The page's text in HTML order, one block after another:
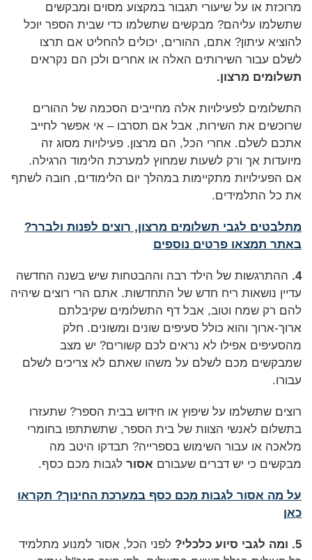
מרוכזת או על שיעורי תגבור במקצוע מסוים ומבקשים
שתשלמו עליהם? מבקשים שתשלמו כדי שבית הספר יוכל
להוציא עיתון? אתם, ההורים, יכולים להחליט אם תרצו
לשלם עבור השירותים האלה או אחרים ולכן הם נקראים
תשלומים מרצון.
התשלומים לפעילויות אלה מחייבים הסכמה של ההורים
שרוכשים את השירות, אבל אם תסרבו – אי אפשר לחייב
אתכם לשלם. אחרי הכל, הם מרצון. פעילויות מסוג זה
מיועדות אך ורק לשעות שמחוץ למערכת הלימוד הרגילה.
אם הפעילויות מתקיימות במהלך יום הלימודים, חובה לשתף
את כל התלמידים.
מתלבטים לגבי תשלומים מרצון, רוצים לפנות ולברר?
באתר תמצאו פרטים נוספים
4. ההתרגשות של הילד רבה וההבטחות שיש בשנה החדשה
עדיין נושאות ריח חדש של התחדשות. אתם הרי רוצים שיהיה
להם רק שמח וטוב, אבל דף התשלומים שקיבלתם
ארוך-ארוך והוא כולל סעיפים שונים ומשונים. חלק
מהסעיפים אפילו לא נראים לכם קשורים? יש מצב
שמבקשים מכם לשלם על משהו שאתם לא צריכים לשלם
עבורו.
רוצים שתשלמו על שיפוץ או חידוש בבית הספר? שתעזרו
בתשלום לאנשי הצוות של בית הספר, שתשתתפו בחומרי
מלאכה או עבור השימוש בספרייה? תבדקו היטב מה
מבקשים כי יש דברים שעבורם אסור לגבות מכם כסף.
על מה אסור לגבות מכם כסף במערכת החינוך? תקראו
כאן
5. ומה לגבי סיוע כלכלי? לפני הכל, אסור למנוע מתלמיד